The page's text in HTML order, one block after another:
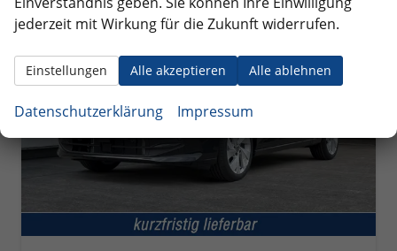
jederzeit mit Wirkung für die Zukunft widerrufen.
Alle akzeptieren Alle ablehnen
Einstellungen
Datenschutzerklärung Impressum